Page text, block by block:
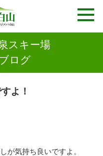
スキー場
ログ
よ！
が気持ち良いですよ。